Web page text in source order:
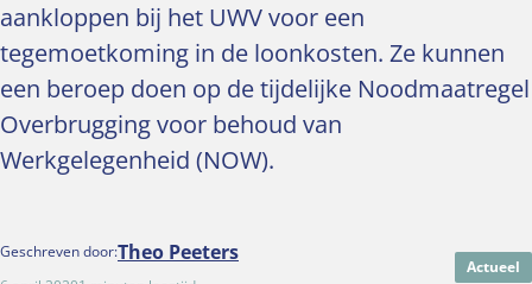
aankloppen bij het UWV voor een
tegemoetkoming in de loonkosten. Ze kunnen
een beroep doen op de tijdelijke Noodmaatregel
Overbrugging voor behoud van
Werkgelegenheid (NOW).
Geschreven door:Theo Peeters
Actueel